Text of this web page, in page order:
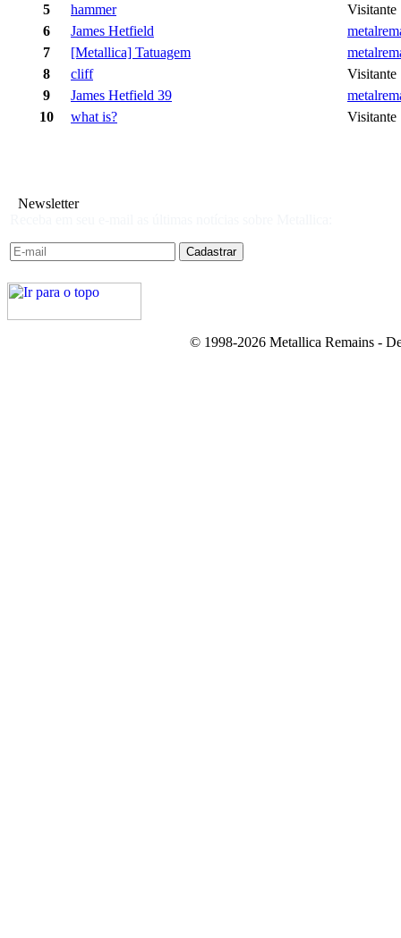
5
hammer
Visitante
6
James Hetfield
7
[Metallica] Tatuagem
8
cliff
Visitante
9
James Hetfield 39
10
what is? Visitante
Newsletter
© 1998-2026 Metallica Remains -